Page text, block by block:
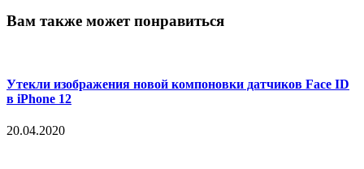
Вам также может понравиться
Утекли изображения новой компоновки датчиков Face ID
в iPhone 12
20.04.2020